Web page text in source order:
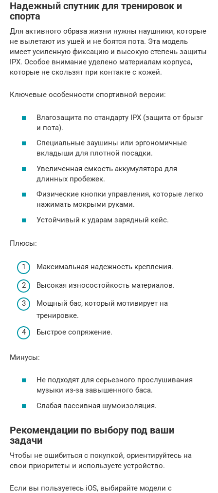
Надежный спутник для тренировок и
спорта
Для активного образа жизни нужны наушники, которые
не вылетают из ушей и не боятся пота. Эта модель
имеет усиленную фиксацию и высокую степень защиты
IPX. Особое внимание уделено материалам корпуса,
которые не скользят при контакте с кожей.
Ключевые особенности спортивной версии:
Влагозащита по стандарту IPX (защита от брызг
и пота).
Специальные заушины или эргономичные
вкладыши для плотной посадки.
Увеличенная емкость аккумулятора для
длинных пробежек.
Физические кнопки управления, которые легко
нажимать мокрыми руками.
Устойчивый к ударам зарядный кейс.
Плюсы:
Максимальная надежность крепления.
Высокая износостойкость материалов.
Мощный бас, который мотивирует на
тренировке.
Быстрое сопряжение.
Минусы:
Не подходят для серьезного прослушивания
музыки из-за завышенного баса.
Слабая пассивная шумоизоляция.
Рекомендации по выбору под ваши
задачи
Чтобы не ошибиться с покупкой, ориентируйтесь на
свои приоритеты и используете устройство.
Если вы пользуетесь iOS, выбирайте модели с